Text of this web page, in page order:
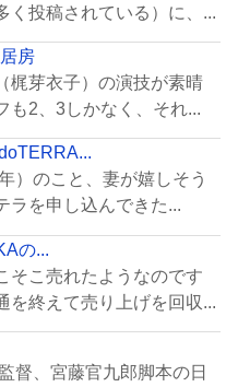
く投稿されている）に、...
房
梶芽衣子）の演技が素晴
も2、3しかなく、それ...
）のこと、妻が嬉しそう
ラを申し込んできた...
の...
そこ売れたようなのです
を終えて売り上げを回収...
督、宮藤官九郎脚本の日